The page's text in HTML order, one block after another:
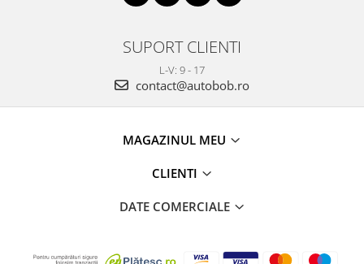
SUPORT CLIENTI
L-V: 9 - 17
contact@autobob.ro
MAGAZINUL MEU
CLIENTI
DATE COMERCIALE